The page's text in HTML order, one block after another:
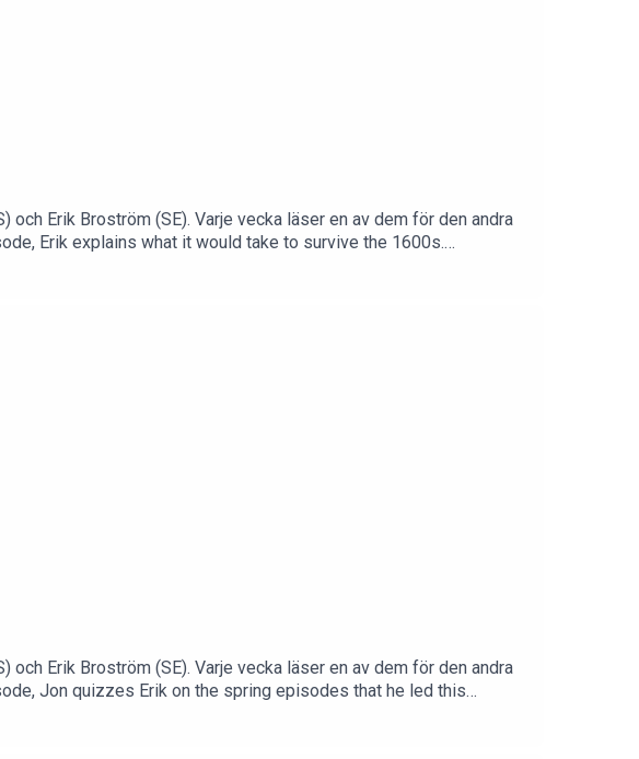
Erik Broström (SE). Varje vecka läser en av dem för den andra
Erik explains what it would take to survive the 1600s.
Erik Broström (SE). Varje vecka läser en av dem för den andra
Jon quizzes Erik on the spring episodes that he led this
teachmesweden